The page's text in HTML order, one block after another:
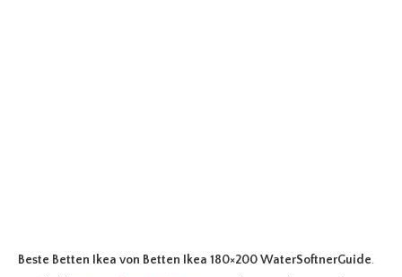
Beste Betten Ikea von Betten Ikea 180×200 WaterSoftnerGuide.